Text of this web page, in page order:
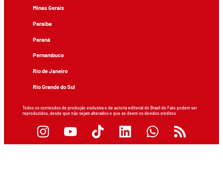
Minas Gerais
Paraíba
Paraná
Pernambuco
Rio de Janeiro
Rio Grande do Sul
Todos os conteúdos de produção exclusiva e de autoria editorial do Brasil de Fato podem ser
reproduzidos, desde que não sejam alterados e que se deem os devidos créditos.